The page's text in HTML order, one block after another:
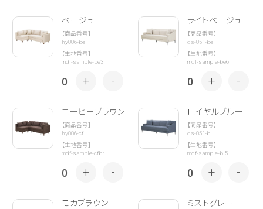
ベージュ
【商品番号】
hy006-be
【生地番号】
mdf-sample-be3
0 + -
コーヒーブラウン
【商品番号】
hy006-cf
【生地番号】
mdf-sample-cfbr
0 + -
モカブラウン
ライトベージュ
【商品番号】
ds-051-be
【生地番号】
mdf-sample-be6
0 + -
ロイヤルブルー
【商品番号】
ds-051-bl
【生地番号】
mdf-sample-bl5
0 + -
ミストグレー